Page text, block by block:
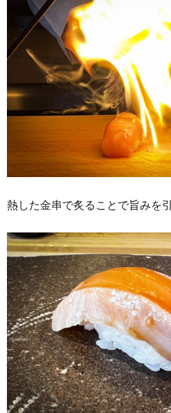
熱した金串で炙ることで旨みを